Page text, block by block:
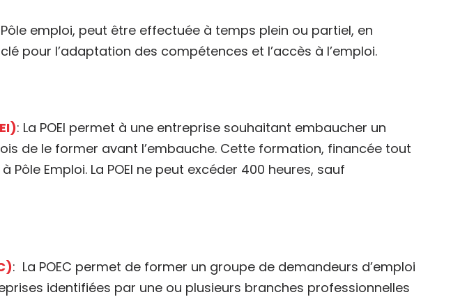
emploi, peut être effectuée à temps plein ou partiel, en
pour l’adaptation des compétences et l’accès à l’emploi.
): La POEI permet à une entreprise souhaitant embaucher un
de le former avant l’embauche. Cette formation, financée tout
Emploi. La POEI ne peut excéder 400 heures, sauf
: La POEC permet de former un groupe de demandeurs d’emploi
identifiées par une ou plusieurs branches professionnelles